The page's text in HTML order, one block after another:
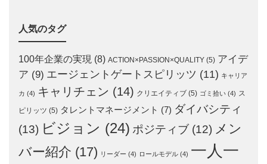
人気のタグ
100年企業の実現 (8) ACTION×PASSION×QUALITY (5) アイデ
ア (9) エージェントゲートスピリッツ (11) キャリア
カ (4) キャリチェン (14) クリエイティブ (5) ゴミ拾い (4) ス
ピリッツ (5) タレントマネージメント (7) ダイバシティ
(13) ビジョン (24) ポジティブ (12) メン
バー紹介 (17) リーダー (4) ロールモデル (4) 一人一